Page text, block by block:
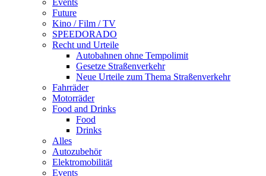
Events
Future
Kino / Film / TV
SPEEDORADO
Recht und Urteile
Autobahnen ohne Tempolimit
Gesetze Straßenverkehr
Neue Urteile zum Thema Straßenverkehr
Fahrräder
Motorräder
Food and Drinks
Food
Drinks
Alles
Autozubehör
Elektromobilität
Events